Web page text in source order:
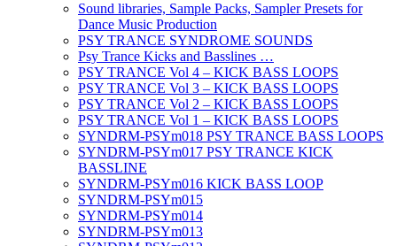
Sound libraries, Sample Packs, Sampler Presets for
Dance Music Production
PSY TRANCE SYNDROME SOUNDS
Psy Trance Kicks and Basslines …
PSY TRANCE Vol 4 – KICK BASS LOOPS
PSY TRANCE Vol 3 – KICK BASS LOOPS
PSY TRANCE Vol 2 – KICK BASS LOOPS
PSY TRANCE Vol 1 – KICK BASS LOOPS
SYNDRM-PSYm018 PSY TRANCE BASS LOOPS
SYNDRM-PSYm017 PSY TRANCE KICK
BASSLINE
SYNDRM-PSYm016 KICK BASS LOOP
SYNDRM-PSYm015
SYNDRM-PSYm014
SYNDRM-PSYm013